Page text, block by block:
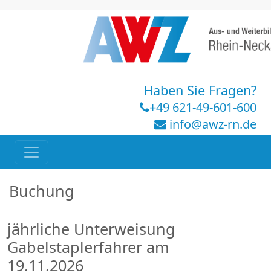
Haben Sie Fragen?
+49 621-49-601-600
info@awz-rn.de
Buchung
jährliche Unterweisung
Gabelstaplerfahrer am
19.11.2026